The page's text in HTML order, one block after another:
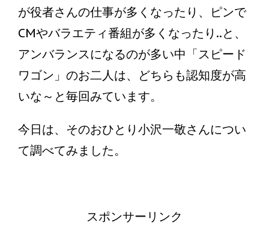
が役者さんの仕事が多くなったり、ピンで
CMやバラエティ番組が多くなったり..と、
アンバランスになるのが多い中「スピード
ワゴン」のお二人は、どちらも認知度が高
いな～と毎回みています。
今日は、そのおひとり小沢一敬さんについ
て調べてみました。
スポンサーリンク